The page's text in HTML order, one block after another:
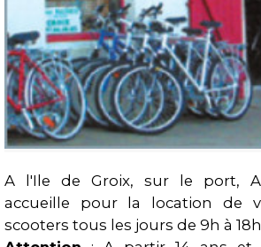
Présentation
A l'Ile de Groix, sur le port, A
accueille pour la location de
scooters tous les jours de 9h à